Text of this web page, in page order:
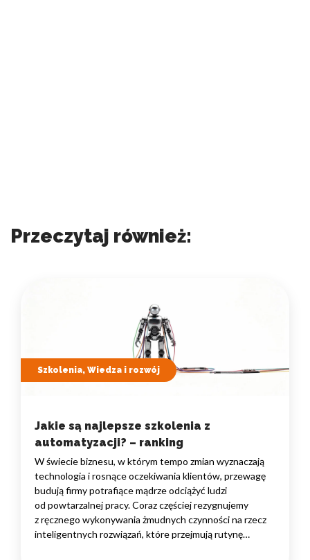
Przeczytaj również:
Szkolenia, Wiedza i rozwój
Jakie są najlepsze szkolenia z
automatyzacji? – ranking
W świecie biznesu, w którym tempo zmian wyznaczają
technologia i rosnące oczekiwania klientów, przewagę
budują firmy potrafiące mądrze odciążyć ludzi
od powtarzalnej pracy. Coraz częściej rezygnujemy
z ręcznego wykonywania żmudnych czynności na rzecz
inteligentnych rozwiązań, które przejmują rutynę